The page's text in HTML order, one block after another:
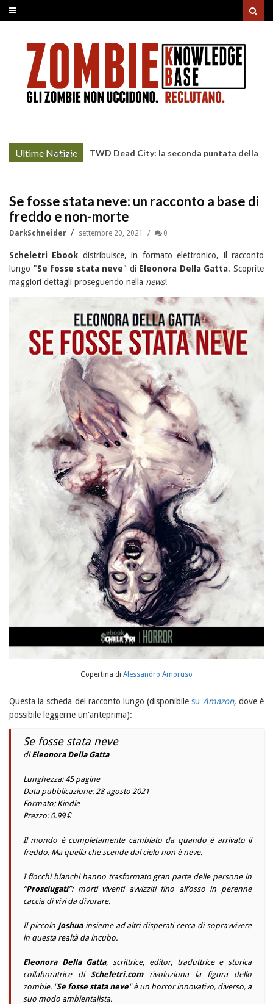
Ultime Notizie
More »
TWD Dead City: la seconda puntata della
Se fosse stata neve: un racconto a base di
freddo e non-morte
DarkSchneider settembre 20, 2021 0
Scheletri Ebook distribuisce, in formato elettronico, il racconto
lungo "Se fosse stata neve" di Eleonora Della Gatta. Scoprite
maggiori dettagli proseguendo nella news!
Copertina di Alessandro Amoruso
Questa la scheda del racconto lungo (disponibilesu Amazon, dove è
possibile leggerne un'anteprima):
Se fosse stata neve
diEleonora Della Gatta
Lunghezza: 45 pagine
Data pubblicazione: 28 agosto 2021
Formato: Kindle
Prezzo: 0.99 €
Il mondo è completamente cambiato da quando è arrivato il
freddo. Ma quella che scende dal cielo non è neve.
I fiocchi bianchi hanno trasformato gran parte delle persone in
“Prosciugati”: morti viventi avvizziti fino all’osso in perenne
caccia di vivi da divorare.
Il piccolo Joshuainsieme ad altri disperati cerca di sopravvivere
in questa realtà da incubo.
Eleonora Della Gatta, scrittrice, editor, traduttrice e storica
collaboratrice di Scheletri.comrivoluziona la figura dello
zombie. "Se fosse stata neve" è un horror innovativo, diverso, a
suo modo ambientalista.